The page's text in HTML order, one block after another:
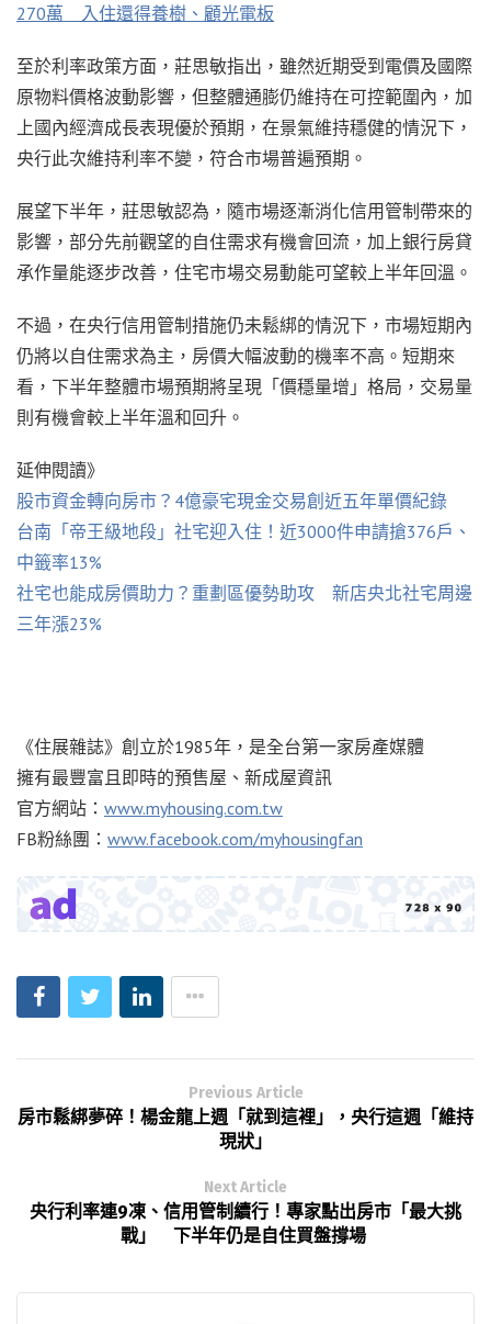
270萬 入住還得養樹、顧光電板
至於利率政策方面，莊思敏指出，雖然近期受到電價及國際
原物料價格波動影響，但整體通膨仍維持在可控範圍內，加
上國內經濟成長表現優於預期，在景氣維持穩健的情況下，
央行此次維持利率不變，符合市場普遍預期。
展望下半年，莊思敏認為，隨市場逐漸消化信用管制帶來的
影響，部分先前觀望的自住需求有機會回流，加上銀行房貸
承作量能逐步改善，住宅市場交易動能可望較上半年回溫。
不過，在央行信用管制措施仍未鬆綁的情況下，市場短期內
仍將以自住需求為主，房價大幅波動的機率不高。短期來
看，下半年整體市場預期將呈現「價穩量增」格局，交易量
則有機會較上半年溫和回升。
延伸閱讀》
股市資金轉向房市？4億豪宅現金交易創近五年單價紀錄
台南「帝王級地段」社宅迎入住！近3000件申請搶376戶、
中籤率13%
社宅也能成房價助力？重劃區優勢助攻 新店央北社宅周邊
三年漲23%
《住展雜誌》創立於1985年，是全台第一家房產媒體
擁有最豐富且即時的預售屋、新成屋資訊
官方網站： www.myhousing.com.tw
FB粉絲團： www.facebook.com/myhousingfan
Previous Article
房市鬆綁夢碎！楊金龍上週「就到這裡」，央行這週「維持
現狀」
Next Article
央行利率連9凍、信用管制續行！專家點出房市「最大挑
戰」 下半年仍是自住買盤撐場